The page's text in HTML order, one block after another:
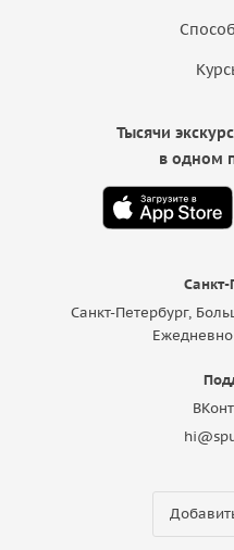
Санкт-
Санкт-Петербург,
Тысячи
в одном